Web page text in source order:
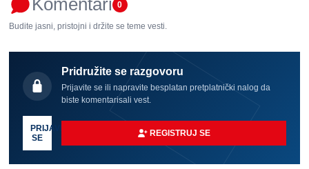
Komentari 0
Budite jasni, pristojni i držite se teme vesti.
Pridružite se razgovoru
Prijavite se ili napravite besplatan pretplatnički nalog da
biste komentarisali vest.
PRIJAVI
SE
REGISTRUJ SE